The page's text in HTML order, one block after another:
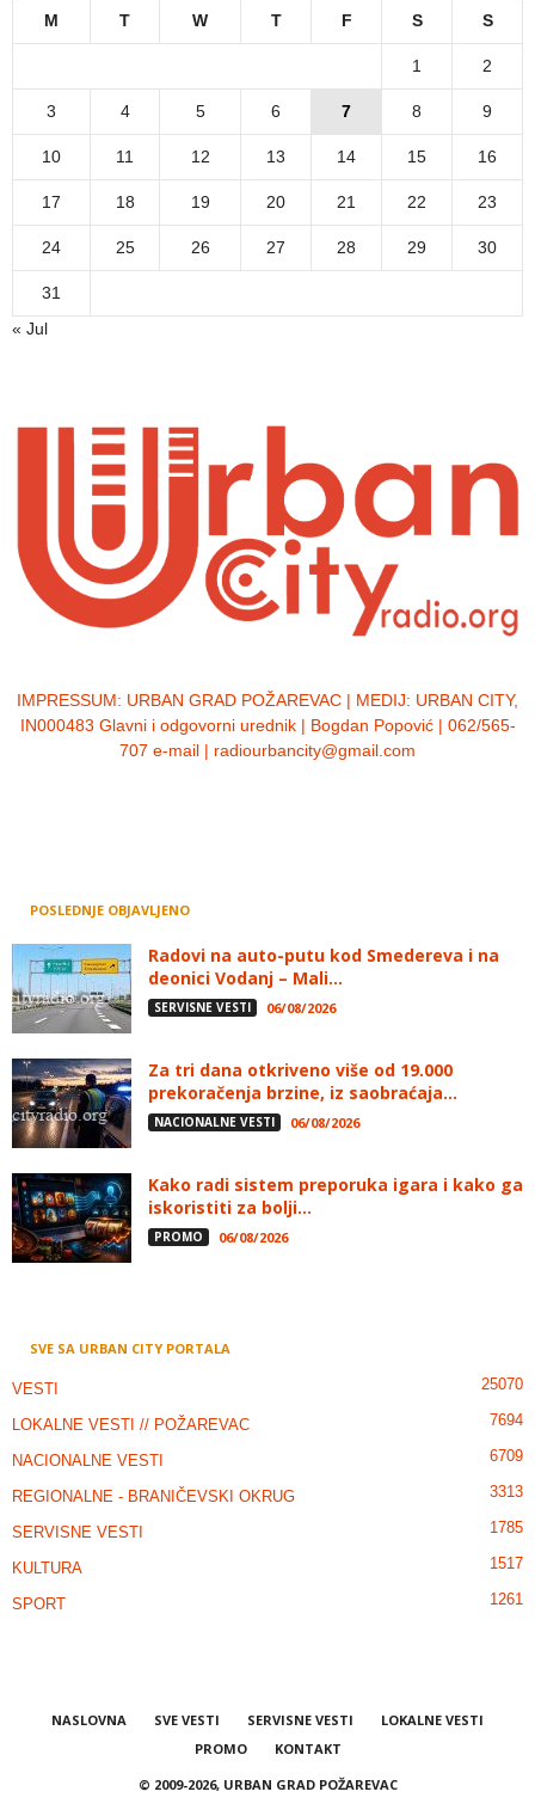
M T W T F S S
1 2
3 4 5 6 7 8 9
10 11 12 13 14 15 16
17 18 19 20 21 22 23
24 25 26 27 28 29 30
31
« Jul
IMPRESSUM: URBAN GRAD POŽAREVAC | MEDIJ: URBAN CITY,
IN000483 Glavni i odgovorni urednik | Bogdan Popović | 062/565-
707 e-mail | radiourbancity@gmail.com
POSLEDNJE OBJAVLJENO
Radovi na auto-putu kod Smedereva i na
deonici Vodanj – Mali...
SERVISNE VESTI 06/08/2026
Za tri dana otkriveno više od 19.000
prekoračenja brzine, iz saobraćaja...
NACIONALNE VESTI 06/08/2026
Kako radi sistem preporuka igara i kako ga
iskoristiti za bolji...
PROMO 06/08/2026
SVE SA URBAN CITY PORTALA
VESTI 25070
LOKALNE VESTI // POŽAREVAC 7694
NACIONALNE VESTI 6709
REGIONALNE - BRANIČEVSKI OKRUG 3313
SERVISNE VESTI 1785
KULTURA 1517
SPORT 1261
NASLOVNA SVE VESTI SERVISNE VESTI
LOKALNE VESTI
PROMO
KONTAKT
© 2009-2026, URBAN GRAD POŽAREVAC